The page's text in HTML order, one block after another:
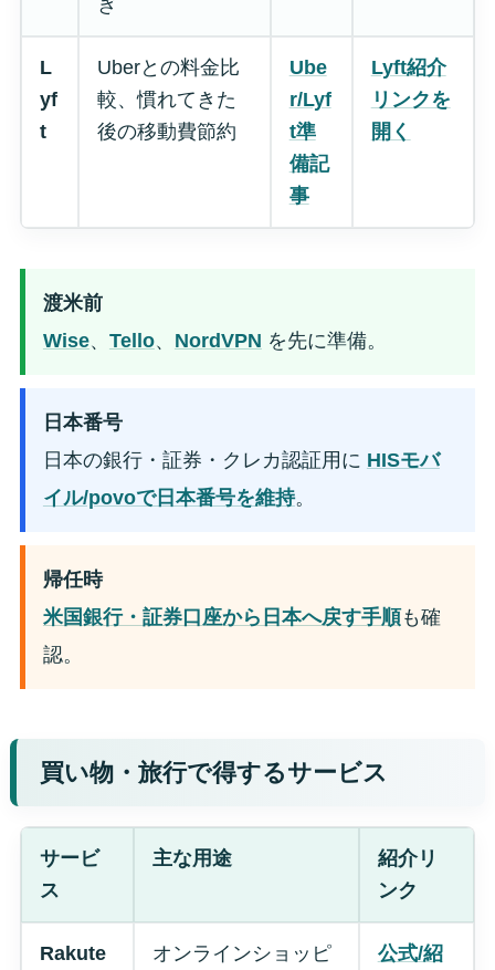
ぎ
L
yf
t
Uberとの料金比
較、慣れてきた
後の移動費節約
Ube
r/Lyf
t準
備記
事
Lyft紹介
リンクを
開く
渡米前
Wise、 Tello、 NordVPN を先に準備。
日本番号
日本の銀行・証券・クレカ認証用に HISモバ
イル/povoで日本番号を維持。
帰任時
米国銀行・証券口座から日本へ戻す手順も確
認。
買い物・旅行で得するサービス
サービ
ス
主な用途
紹介リ
ンク
Rakute
オンラインショッピ
公式/紹